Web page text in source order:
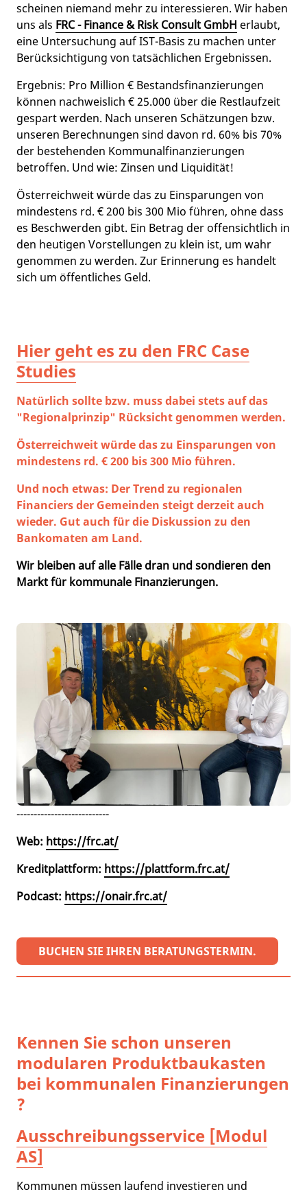
scheinen niemand mehr zu interessieren. Wir haben
uns als FRC - Finance & Risk Consult GmbH erlaubt,
eine Untersuchung auf IST-Basis zu machen unter
Berücksichtigung von tatsächlichen Ergebnissen.
Ergebnis: Pro Million € Bestandsfinanzierungen
können nachweislich € 25.000 über die Restlaufzeit
gespart werden. Nach unseren Schätzungen bzw.
unseren Berechnungen sind davon rd. 60% bis 70%
der bestehenden Kommunalfinanzierungen
betroffen. Und wie: Zinsen und Liquidität!
Österreichweit würde das zu Einsparungen von
mindestens rd. € 200 bis 300 Mio führen, ohne dass
es Beschwerden gibt. Ein Betrag der offensichtlich in
den heutigen Vorstellungen zu klein ist, um wahr
genommen zu werden. Zur Erinnerung es handelt
sich um öffentliches Geld.
Hier geht es zu den FRC Case
Studies
Natürlich sollte bzw. muss dabei stets auf das
"Regionalprinzip" Rücksicht genommen werden.
Österreichweit würde das zu Einsparungen von
mindestens rd. € 200 bis 300 Mio führen.
Und noch etwas: Der Trend zu regionalen
Financiers der Gemeinden steigt derzeit auch
wieder. Gut auch für die Diskussion zu den
Bankomaten am Land.
Wir bleiben auf alle Fälle dran und sondieren den
Markt für kommunale Finanzierungen.
---------------------------
Web: https://frc.at/
Kreditplattform: https://plattform.frc.at/
Podcast: https://onair.frc.at/
BUCHEN SIE IHREN BERATUNGSTERMIN.
Kennen Sie schon unseren
modularen Produktbaukasten
bei kommunalen Finanzierungen
?
Ausschreibungsservice [Modul
AS]
Kommunen müssen laufend investieren und